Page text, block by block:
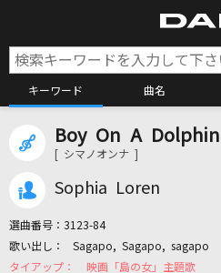
キーワード 曲名
カラオケ
カラオケリ
Boy On A Dolphin
[ シマノオンナ ]
Sophia Loren
選曲番号： 3123-84
Sagapo, Sagapo, sagapo
映画「島の女」主題歌